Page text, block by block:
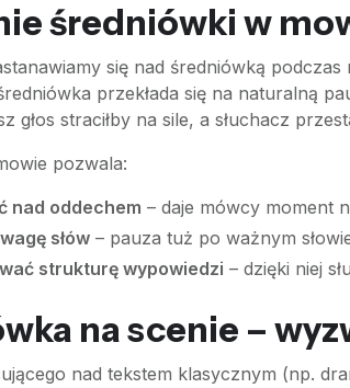
średniówki w
się nad średniówką
przekłada się na naturalną
głos straciłby na sile, a słuchacz
pozwala:
nad oddechem – daje mówcy moment
słów – pauza tuż po ważnym
strukturę wypowiedzi – dzięki niej
na scenie –
nad tekstem klasycznym (np.